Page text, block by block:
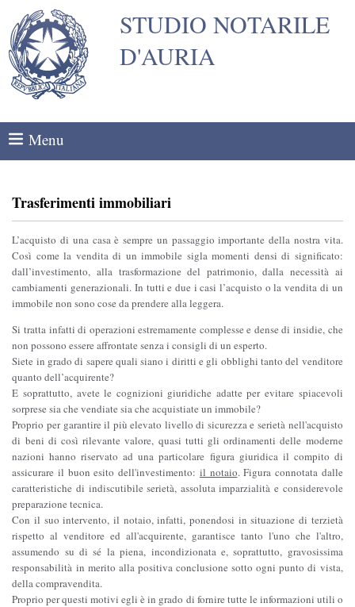
STUDIO NOTARILE
D'AURIA
Menu
Trasferimenti immobiliari
L’acquisto di una casa è sempre un passaggio importante della nostra vita.
Così come la vendita di un immobile sigla momenti densi di significato:
dall’investimento, alla trasformazione del patrimonio, dalla necessità ai
cambiamenti generazionali. In tutti e due i casi l’acquisto o la vendita di un
immobile non sono cose da prendere alla leggera.
Si tratta infatti di operazioni estremamente complesse e dense di insidie, che
non possono essere affrontate senza i consigli di un esperto.
Siete in grado di sapere quali siano i diritti e gli obblighi tanto del venditore
quanto dell’acquirente?
E soprattutto, avete le cognizioni giuridiche adatte per evitare spiacevoli
sorprese sia che vendiate sia che acquistiate un immobile?
Proprio per garantire il più elevato livello di sicurezza e serietà nell'acquisto
di beni di così rilevante valore, quasi tutti gli ordinamenti delle moderne
nazioni hanno riservato ad una particolare figura giuridica il compito di
assicurare il buon esito dell'investimento: il notaio. Figura connotata dalle
caratteristiche di indiscutibile serietà, assoluta imparzialità e considerevole
preparazione tecnica.
Con il suo intervento, il notaio, infatti, ponendosi in situazione di terzietà
rispetto al venditore ed all'acquirente, garantisce tanto l'uno che l'altro,
assumendo su di sé la piena, incondizionata e, soprattutto, gravosissima
responsabilità in merito alla positiva conclusione sotto ogni punto di vista,
della compravendita.
Proprio per questi motivi egli è in grado di fornire tutte le informazioni utili o